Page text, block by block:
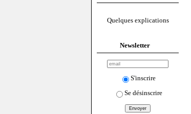
Quelques explications
Newsletter
S'inscrire
Se désinscrire